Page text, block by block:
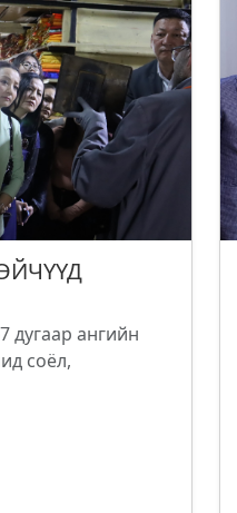
дугаар ангийн
соёл,